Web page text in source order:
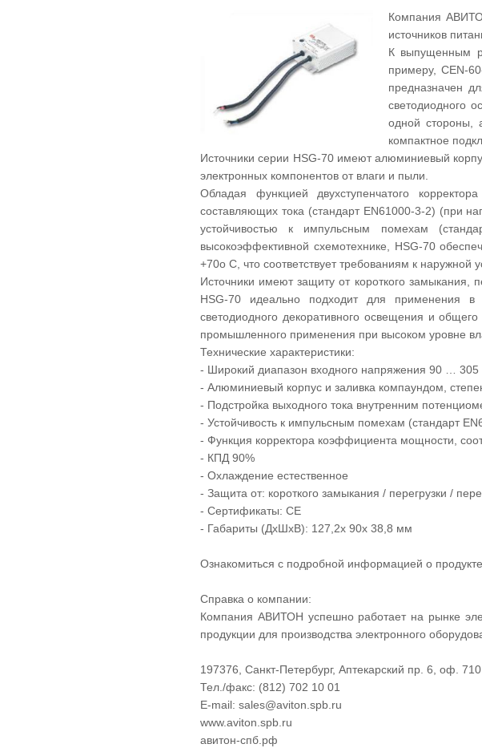
Компания
источников
К выпущенным
примеру, CEN-
предназначен
светодиодного
одной стороны,
компактное
Источники серии HSG-70 имеют алюминиевый
электронных компонентов от влаги и пыли.
Обладая функцией двухступенчатого
составляющих тока (стандарт EN61000-3-2) (при
устойчивостью к импульсным помехам
высокоэффективной схемотехнике, HSG-70
+70о С, что соответствует требованиям к наружной
Источники имеют защиту от короткого замыкания,
HSG-70 идеально подходит для применения в
светодиодного декоративного освещения и
промышленного применения при высоком уровне
Технические характеристики:
- Широкий диапазон входного напряжения 90 … 305
- Алюминиевый корпус и заливка компаундом,
- Подстройка выходного тока внутренним
- Устойчивость к импульсным помехам (стандарт
- Функция корректора коэффициента мощности,
- КПД 90%
- Охлаждение естественное
- Защита от: короткого замыкания / перегрузки /
- Сертификаты: CE
- Габариты (ДxШxВ): 127,2x 90x 38,8 мм
Ознакомиться с подробной информацией о
Справка о компании:
Компания АВИТОН успешно работает на рынке
продукции для производства электронного
197376, Санкт-Петербург, Аптекарский пр. 6, оф. 710
Тел./факс: (812) 702 10 01
E-mail: sales@aviton.spb.ru
www.aviton.spb.ru
авитон-спб.рф